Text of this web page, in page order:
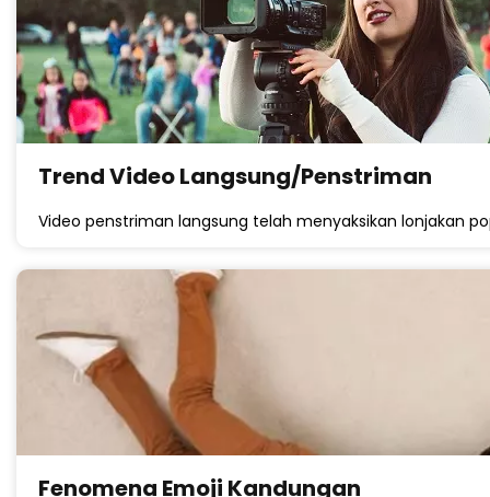
Trend Video Langsung/Penstriman
Video penstriman langsung telah menyaksikan lonjakan
Fenomena Emoji Kandungan